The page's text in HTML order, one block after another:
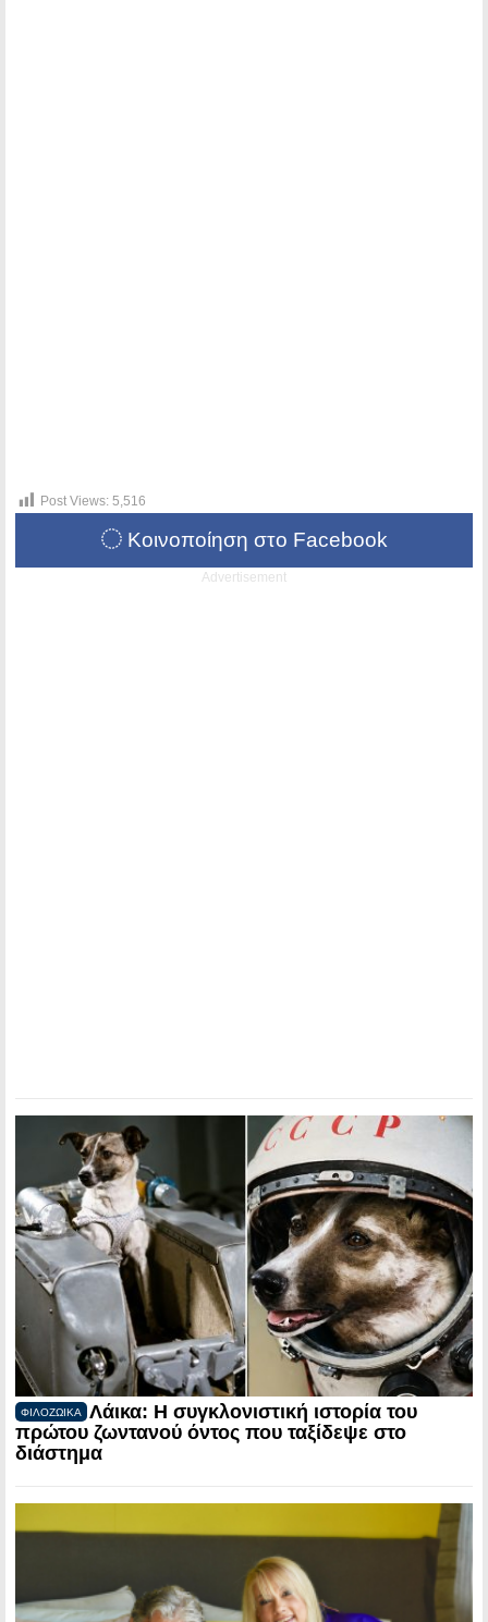
Post Views: 5,516
Κοινοποίηση στο Facebook
Advertisement
ΦΙΛΟΖΩΙΚΑ
Λάικα: Η συγκλονιστική ιστορία του
πρώτου ζωντανού όντος που ταξίδεψε στο
διάστημα